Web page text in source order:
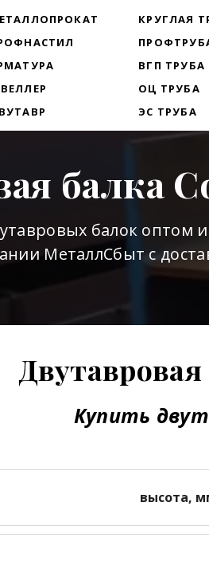
КРУГЛАЯ
ВГП ТРУБА
ОЦ ТРУБА
ЭС ТРУБА
балка
балок оптом
МеталлСбыт с
Купить
высота,